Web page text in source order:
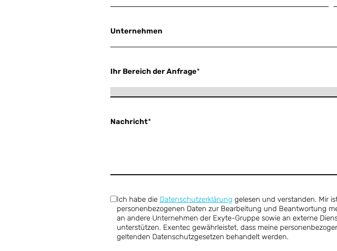
Unternehmen
Ihr Bereich der Anfrage*
Nachricht*
Ich habe die Datenschutzerklärung gelesen und verstanden. Mir
personenbezogenen Daten zur Bearbeitung und Beantwortung
an andere Unternehmen der Exyte-Gruppe sowie an externe
unterstützen. Exentec gewährleistet, dass meine
geltenden Datenschutzgesetzen behandelt werden.